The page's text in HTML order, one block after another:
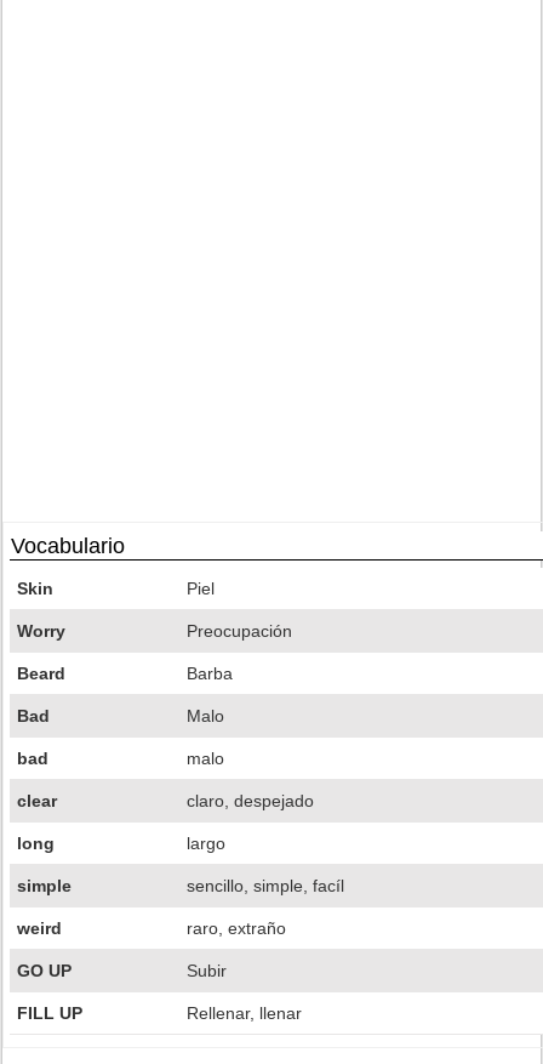
Vocabulario
Skin Piel
Worry Preocupación
Beard Barba
Bad Malo
bad malo
clear claro, despejado
long largo
simple sencillo, simple, facíl
weird raro, extraño
GO UP Subir
FILL UP Rellenar, llenar